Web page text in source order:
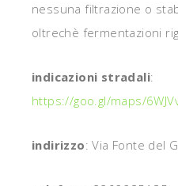
nessuna filtrazione o
oltrechè fermentazioni
indicazioni stradali:
https://goo.gl/maps/
indirizzo: Via Fonte del